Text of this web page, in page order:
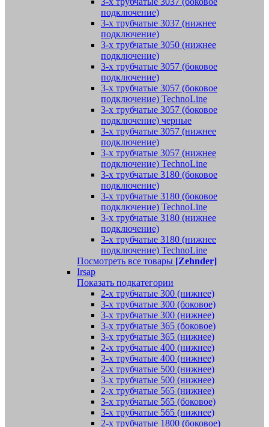
подключение)
3-х трубчатые 3037 (нижнее
подключение)
3-х трубчатые 3050 (нижнее
подключение)
3-х трубчатые 3057 (боковое
подключение)
3-х трубчатые 3057 (боковое
подключение) TechnoLine
3-х трубчатые 3057 (боковое
подключение) черные
3-х трубчатые 3057 (нижнее
подключение)
3-х трубчатые 3057 (нижнее
подключение) TechnoLine
3-х трубчатые 3180 (боковое
подключение)
3-х трубчатые 3180 (боковое
подключение) TechnoLine
3-х трубчатые 3180 (нижнее
подключение)
3-х трубчатые 3180 (нижнее
подключение) TechnoLine
Посмотреть все товары [Zehnder]
Irsap
Показать подкатегории
2-х трубчатые 300 (нижнее)
3-х трубчатые 300 (боковое)
3-х трубчатые 300 (нижнее)
3-х трубчатые 365 (боковое)
3-х трубчатые 365 (нижнее)
2-х трубчатые 400 (нижнее)
3-х трубчатые 400 (нижнее)
2-х трубчатые 500 (нижнее)
3-х трубчатые 500 (нижнее)
2-х трубчатые 565 (нижнее)
3-х трубчатые 565 (боковое)
3-х трубчатые 565 (нижнее)
2-х трубчатые 1800 (боковое)